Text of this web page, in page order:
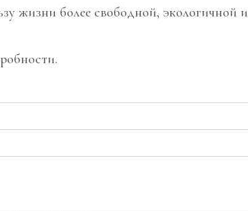
жизни более свободной, экологичной и